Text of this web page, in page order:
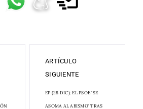
ARTÍCULO
SIGUIENTE
EP (28 DIC): EL PSOE 'SE
ASOMA AL ABISMO' TRAS